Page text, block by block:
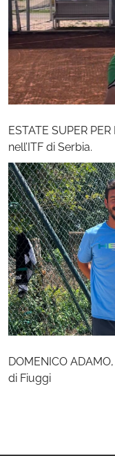
ESTATE SUPER
nell’ITF di Serbia.
DOMENICO
di Fiuggi